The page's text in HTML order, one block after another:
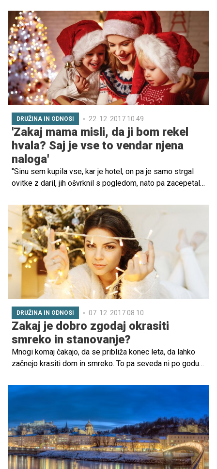
DRUŽINA IN ODNOSI 22. 12. 2017 10.49
'Zakaj mama misli, da ji bom rekel
hvala? Saj je vse to vendar njena
naloga'
"Sinu sem kupila vse, kar je hotel, on pa je samo strgal
ovitke z daril, jih ošvrknil s pogledom, nato pa zacepetal,
zaloputnil z vrati." Se najdete tej zgodbi, ki se je te dni
pojavila na enem od forumov o vzgoji? Strokovnjaki
pravijo, da imate pri hiši malega tirana, ko gre za
praznična darila. Ustoličili pa ste ga kar sami.
DRUŽINA IN ODNOSI 07. 12. 2017 08.10
Zakaj je dobro zgodaj okrasiti
smreko in stanovanje?
Mnogi komaj čakajo, da se približa konec leta, da lahko
začnejo krasiti dom in smreko. To pa seveda ni po godu
vse to še čas. Toda ameriški psihologi in psihiatri so
ugotovili nekaj, zaradi česar boste takoj privlekli okraske